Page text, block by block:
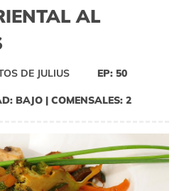
AL
DE JULIUS EP: 50
BAJO | COMENSALES: 2